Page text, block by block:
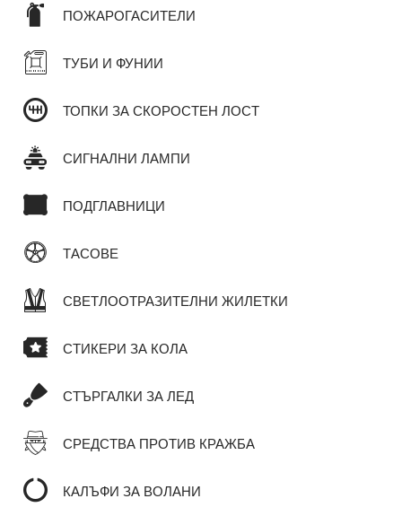
ПОЖАРОГАСИТЕЛИ
ТУБИ И ФУНИИ
ТОПКИ ЗА СКОРОСТЕН ЛОСТ
СИГНАЛНИ ЛАМПИ
ПОДГЛАВНИЦИ
ТАСОВЕ
СВЕТЛООТРАЗИТЕЛНИ ЖИЛЕТКИ
СТИКЕРИ ЗА КОЛА
СТЪРГАЛКИ ЗА ЛЕД
СРЕДСТВА ПРОТИВ КРАЖБА
КАЛЪФИ ЗА ВОЛАНИ